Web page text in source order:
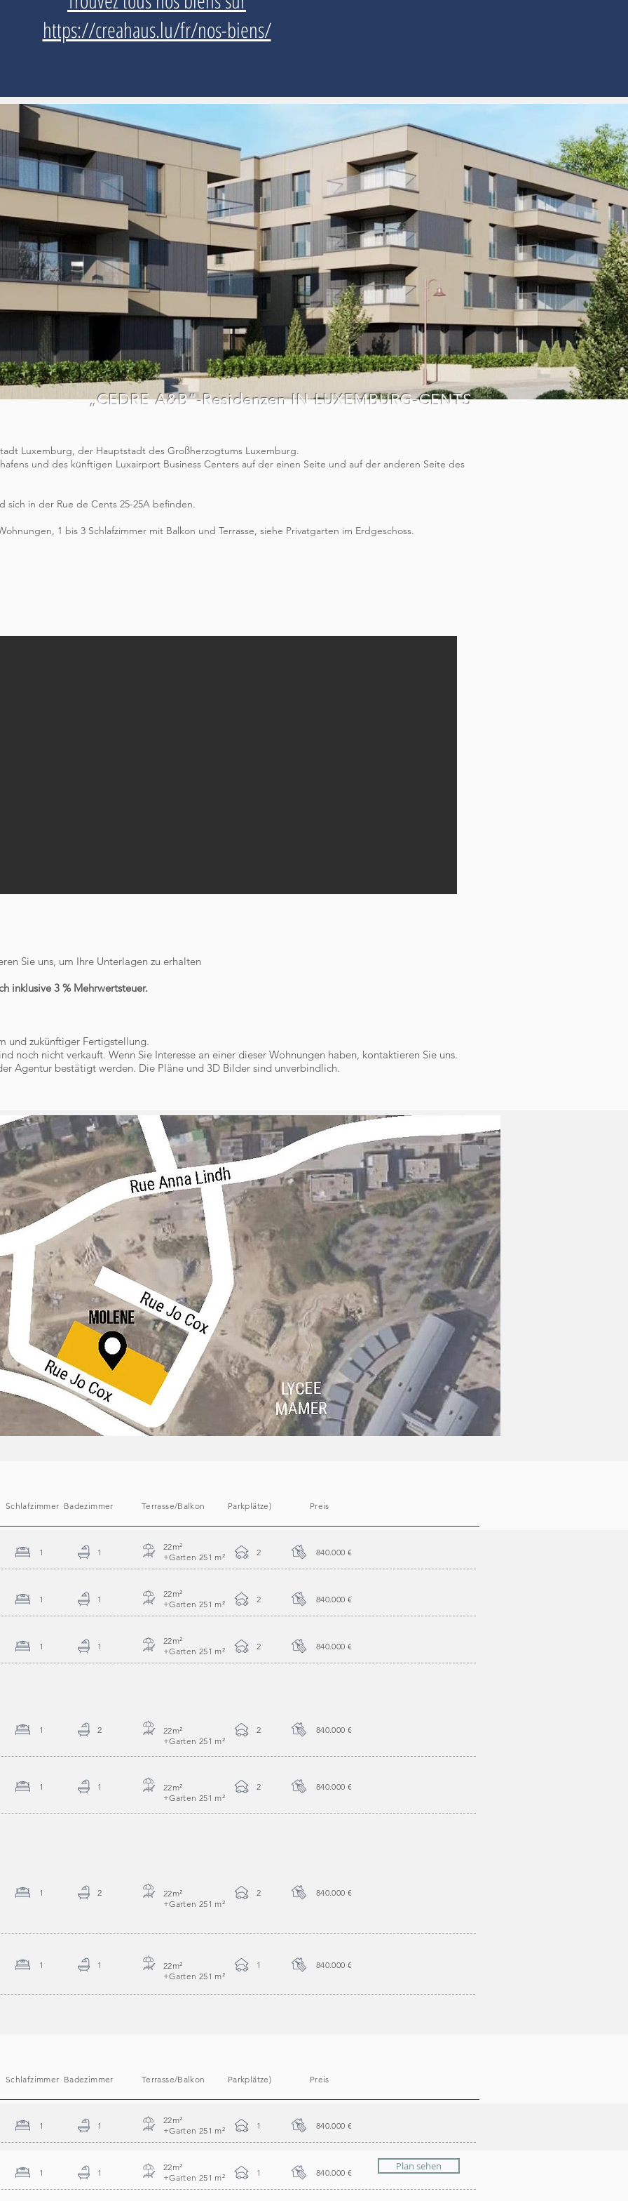
https://creahaus.lu/fr/nos-biens/
Luxemburg, der Hauptstadt des Großherzogtums Luxemburg.
und des künftigen Luxairport Business Centers auf der einen Seite und auf der anderen Seite des
sich in der Rue de Cents 25-25A befinden.
1 bis 3 Schlafzimmer mit Balkon und Terrasse, siehe Privatgarten im Erdgeschoss.
„CEDRE A&B“-Residenzen IN LUXEMBURG-CENTS
Sie uns, um Ihre Unterlagen zu erhalten
inklusive 3 % Mehrwertsteuer.
und zukünftiger Fertigstellung.
noch nicht verkauft. Wenn Sie Interesse an einer dieser Wohnungen haben, kontaktieren Sie uns.
Agentur bestätigt werden. Die Pläne und 3D Bilder sind unverbindlich.
Schlafzimmer Badezimmer Terrasse/Balkon Parkplätze) Preis
1 1
22m²
+Garten 251 m² 2 840.000 €
1 1
22m²
+Garten 251 m² 2 840.000 €
1 1
22m²
+Garten 251 m² 2 840.000 €
1 2 22m²
+Garten 251 m²
2 840.000 €
1 1 22m²
+Garten 251 m²
2 840.000 €
1 2 22m²
+Garten 251 m²
2 840.000 €
1 1 22m²
+Garten 251 m²
1 840.000 €
Schlafzimmer Badezimmer Terrasse/Balkon Parkplätze) Preis
1 1
22m²
+Garten 251 m² 1 840.000 €
1 1
22m²
+Garten 251 m² 1 840.000 €
Plan sehen